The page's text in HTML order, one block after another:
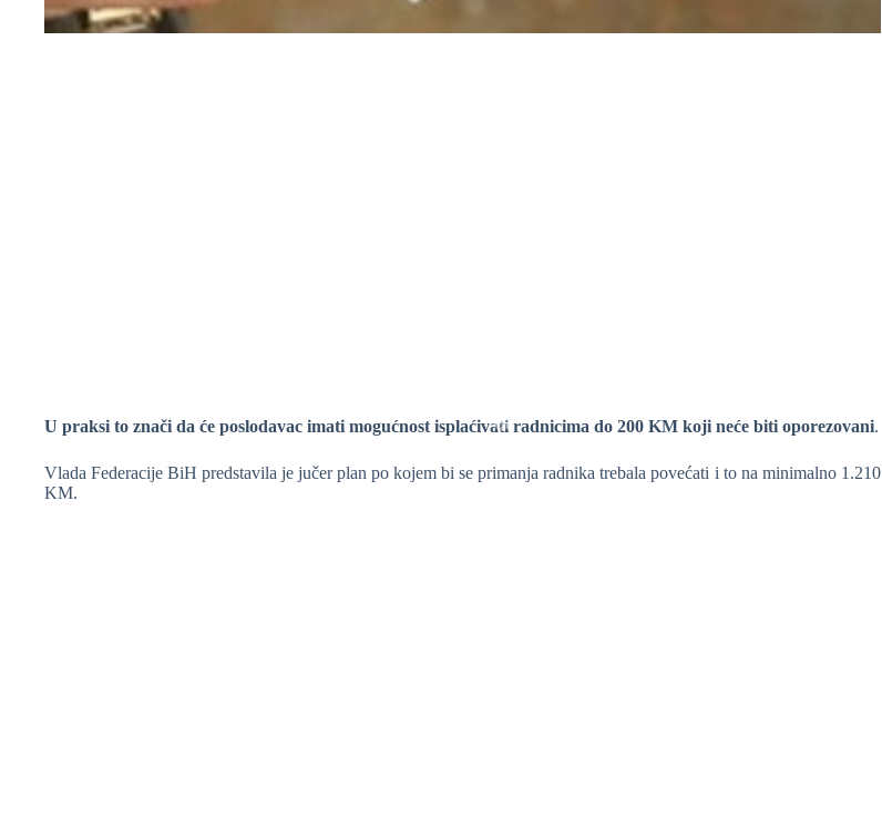
U praksi to znači da će poslodavac imati mogućnost isplaćivati radnicima do 200 KM koji neće biti oporezovani.
Vlada Federacije BiH predstavila je jučer plan po kojem bi se primanja radnika trebala povećati i to na minimalno 1.210
KM.